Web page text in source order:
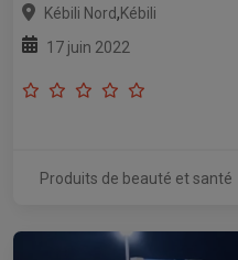
Kébili Nord,Kébili
17 juin 2022
Produits de beauté et santé